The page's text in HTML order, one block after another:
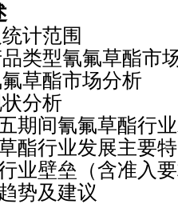
计范围
型氰氟草酯市
草酯市场分析
分析
氰氟草酯行业
业发展主要特
垒（含准入要
及建议